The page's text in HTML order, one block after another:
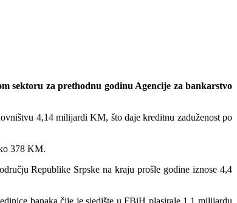
sektoru za prethodnu godinu Agencije za bankarstvo
4,14 milijardi KM, što daje kreditnu zaduženost po
378 KM.
Republike Srpske na kraju prošle godine iznose 4,4
banaka čije je sjedište u FBiH plasirale 1,1 milijardu